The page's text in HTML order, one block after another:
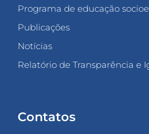
Programa de educação
Publicações
Notícias
Relatório de Transparência e
Contatos